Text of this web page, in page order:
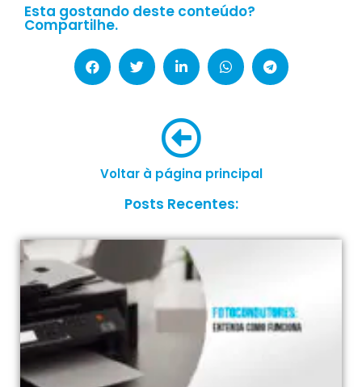
Esta gostando deste conteúdo?
Compartilhe.
Voltar à página principal
Posts Recentes: